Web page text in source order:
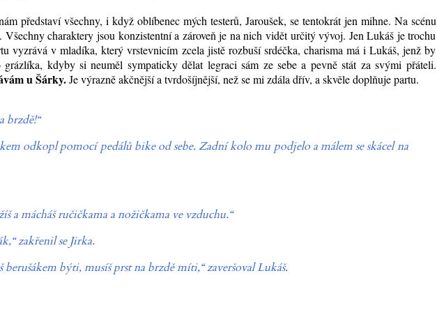
představí všechny, i když oblíbenec mých testerů, Jaroušek, se tentokrát jen mihne. Na scénu
Všechny charaktery jsou konzistentní a zároveň je na nich vidět určitý vývoj. Jen Lukáš je trochu
vyzrává v mladíka, který vrstevnicím zcela jistě rozbuší srdéčka, charisma má i Lukáš, jenž by
kdyby si neuměl sympaticky dělat legraci sám ze sebe a pevně stát za svými přáteli.
u Šárky.Je výrazně akčnější a tvrdošíjnější, než se mi zdála dřív, a skvěle doplňuje partu.
brzdě!“
odkopl pomocí pedálů bike od sebe. Zadní kolo mu podjelo a málem se skácel na
a mácháš ručičkama a nožičkama ve vzduchu.“
“zakřenil se Jirka.
berušákem býti, musíš prst na brzdě míti,“zaveršoval Lukáš.